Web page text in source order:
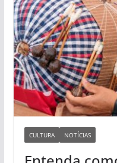
CULTURA NOTÍCIAS